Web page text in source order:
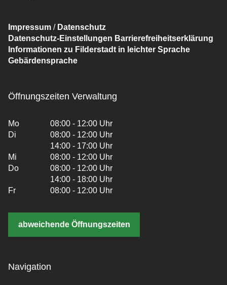
Impressum / Datenschutz
Datenschutz-Einstellungen Barrierefreiheitserklärung
Informationen zu Filderstadt in leichter Sprache
Gebärdensprache
Öffnungszeiten Verwaltung
Mo
08:00 - 12:00 Uhr
Di
08:00 - 12:00 Uhr
14:00 - 17:00 Uhr
Mi
08:00 - 12:00 Uhr
Do
08:00 - 12:00 Uhr
14:00 - 18:00 Uhr
Fr
08:00 - 12:00 Uhr
abweichende Öffnungszeiten
Navigation